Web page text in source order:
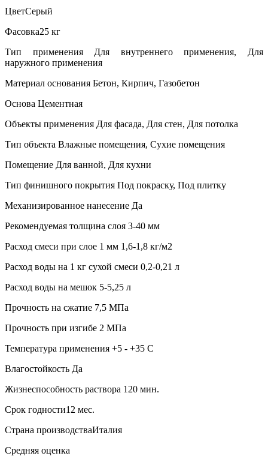
ЦветСерый
Фасовка25 кг
Тип применения Для внутреннего применения, Для
наружного применения
Материал основания Бетон, Кирпич, Газобетон
Основа Цементная
Объекты применения Для фасада, Для стен, Для потолка
Тип объекта Влажные помещения, Сухие помещения
Помещение Для ванной, Для кухни
Тип финишного покрытия Под покраску, Под плитку
Механизированное нанесение Да
Рекомендуемая толщина слоя 3-40 мм
Расход смеси при слое 1 мм 1,6-1,8 кг/м2
Расход воды на 1 кг сухой смеси 0,2-0,21 л
Расход воды на мешок 5-5,25 л
Прочность на сжатие 7,5 МПа
Прочность при изгибе 2 МПа
Температура применения +5 - +35 C
Влагостойкость Да
Жизнеспособность раствора 120 мин.
Срок годности12 мес.
Страна производстваИталия
Средняя оценка